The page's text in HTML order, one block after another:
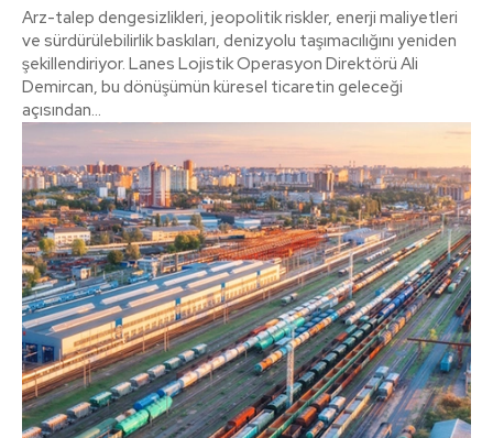
Arz-talep dengesizlikleri, jeopolitik riskler, enerji maliyetleri
ve sürdürülebilirlik baskıları, denizyolu taşımacılığını yeniden
şekillendiriyor. Lanes Lojistik Operasyon Direktörü Ali
Demircan, bu dönüşümün küresel ticaretin geleceği
açısından...